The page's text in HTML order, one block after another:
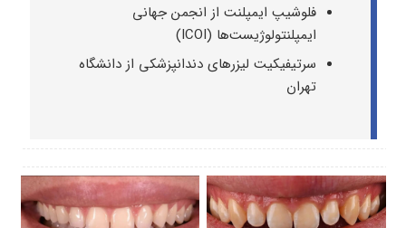
فلوشیپ ایمپلنت از انجمن جهانی
ایمپلنتولوژیست‌ها (ICOI)
سرتیفیکیت لیزرهای دندانپزشکی از دانشگاه
تهران